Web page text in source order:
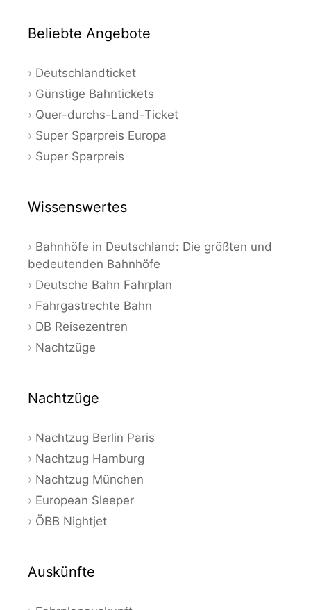
Beliebte Angebote
Deutschlandticket
Günstige Bahntickets
Quer-durchs-Land-Ticket
Super Sparpreis Europa
Super Sparpreis
Wissenswertes
Bahnhöfe in Deutschland: Die größten und
bedeutenden Bahnhöfe
Deutsche Bahn Fahrplan
Fahrgastrechte Bahn
DB Reisezentren
Nachtzüge
Nachtzüge
Nachtzug Berlin Paris
Nachtzug Hamburg
Nachtzug München
European Sleeper
ÖBB Nightjet
Auskünfte